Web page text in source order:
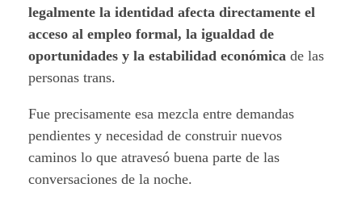
legalmente la identidad afecta directamente el
acceso al empleo formal, la igualdad de
oportunidades y la estabilidad económica de las
personas trans.
Fue precisamente esa mezcla entre demandas
pendientes y necesidad de construir nuevos
caminos lo que atravesó buena parte de las
conversaciones de la noche.